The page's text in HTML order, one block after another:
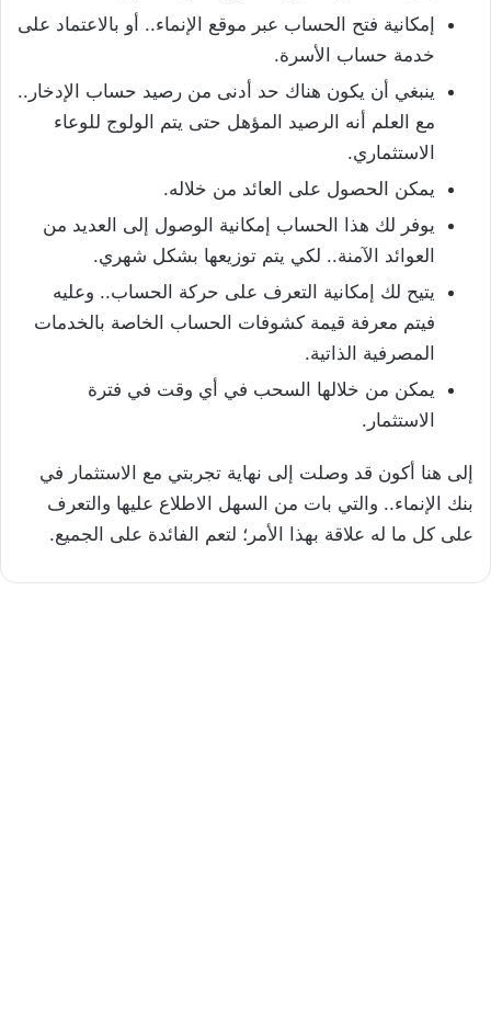
إمكانية فتح الحساب عبر موقع الإنماء.. أو بالاعتماد على
خدمة حساب الأسرة.
ينبغي أن يكون هناك حد أدنى من رصيد حساب الإدخار..
مع العلم أنه الرصيد المؤهل حتى يتم الولوج للوعاء
الاستثماري.
يمكن الحصول على العائد من خلاله.
يوفر لك هذا الحساب إمكانية الوصول إلى العديد من
العوائد الآمنة.. لكي يتم توزيعها بشكل شهري.
يتيح لك إمكانية التعرف على حركة الحساب.. وعليه
فيتم معرفة قيمة كشوفات الحساب الخاصة بالخدمات
المصرفية الذاتية.
يمكن من خلالها السحب في أي وقت في فترة
الاستثمار.
إلى هنا أكون قد وصلت إلى نهاية تجربتي مع الاستثمار في
بنك الإنماء.. والتي بات من السهل الاطلاع عليها والتعرف
على كل ما له علاقة بهذا الأمر؛ لتعم الفائدة على الجميع.